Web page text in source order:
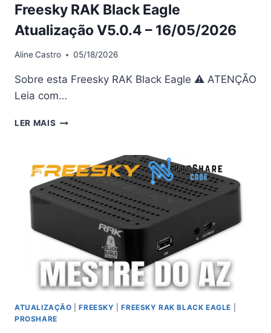
Freesky RAK Black Eagle
Atualização V5.0.4 – 16/05/2026
AlineCastro 05/18/2026
Sobre esta Freesky RAK Black Eagle ⚠ ATENÇÃO
Leia com…
LER MAIS FREESKY
ATUALIZAÇÃO
V5.0.4
–
16/05/2026
ATUALIZAÇÃO |FREESKY |FREESKY RAK BLACK EAGLE
PROSHARE